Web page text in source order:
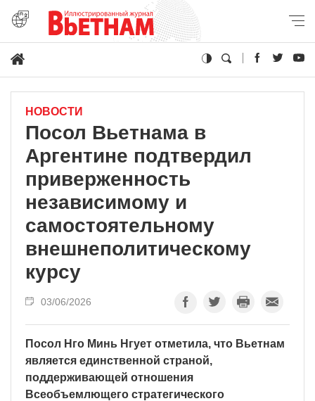
НОВОСТИ
Посол Вьетнама в
Аргентине подтвердил
приверженность
независимому и
самостоятельному
внешнеполитическому
курсу
03/06/2026
Посол Нго Минь Нгует отметила, что Вьетнам
является единственной страной,
поддерживающей отношения
Всеобъемлющего стратегического